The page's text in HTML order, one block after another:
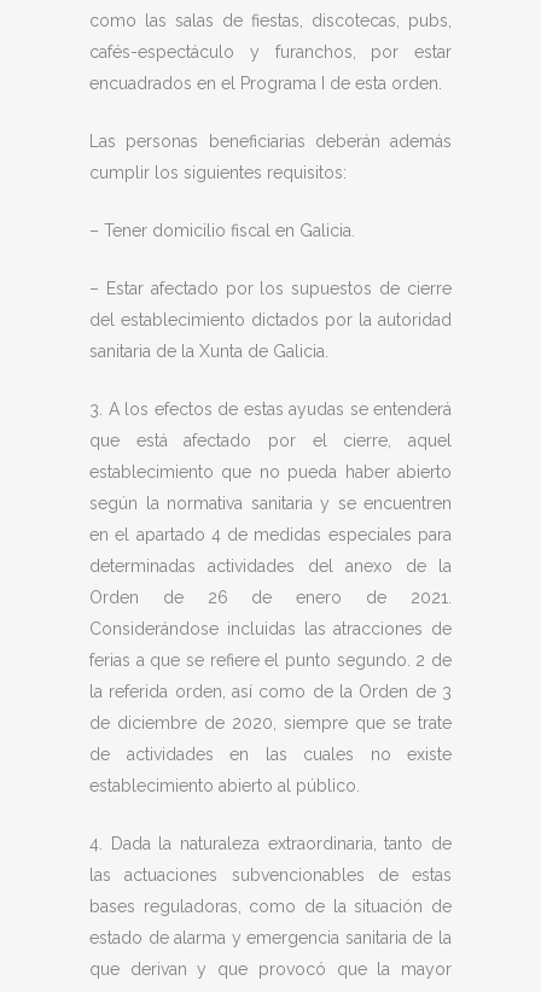
como las salas de fiestas, discotecas, pubs,
cafés-espectáculo y furanchos, por estar
encuadrados en el Programa I de esta orden.
Las personas beneficiarias deberán además
cumplir los siguientes requisitos:
– Tener domicilio fiscal en Galicia.
– Estar afectado por los supuestos de cierre
del establecimiento dictados por la autoridad
sanitaria de la Xunta de Galicia.
3. A los efectos de estas ayudas se entenderá
que está afectado por el cierre, aquel
establecimiento que no pueda haber abierto
según la normativa sanitaria y se encuentren
en el apartado 4 de medidas especiales para
determinadas actividades del anexo de la
Orden de 26 de enero de 2021.
Considerándose incluidas las atracciones de
ferias a que se refiere el punto segundo. 2 de
la referida orden, así como de la Orden de 3
de diciembre de 2020, siempre que se trate
de actividades en las cuales no existe
establecimiento abierto al público.
4. Dada la naturaleza extraordinaria, tanto de
las actuaciones subvencionables de estas
bases reguladoras, como de la situación de
estado de alarma y emergencia sanitaria de la
que derivan y que provocó que la mayor